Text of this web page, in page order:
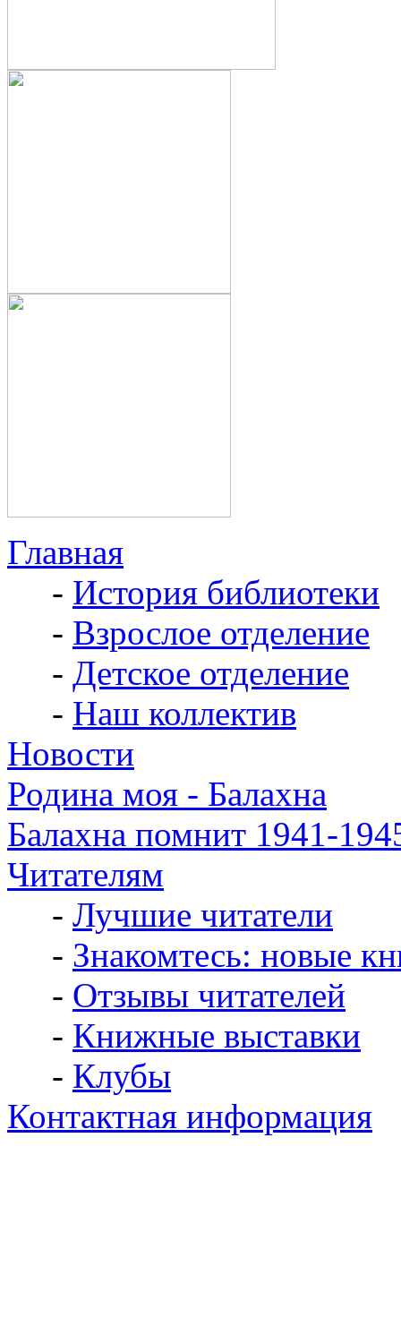
Главная
- История библиотеки
- Взрослое отделение
- Детское отделение
- Наш коллектив
Новости
Родина моя - Балахна
Балахна помнит 1941-
Читателям
- Лучшие читатели
- Знакомтесь: новые
- Отзывы читателей
- Книжные выставки
- Клубы
Контактная информация